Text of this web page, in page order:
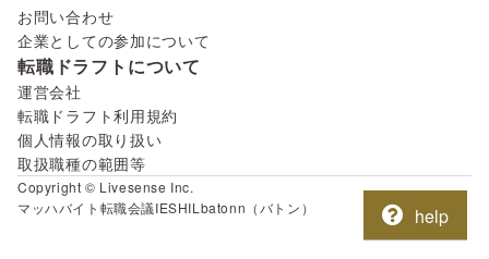
お問い合わせ
企業としての参加について
転職ドラフトについて
運営会社
転職ドラフト利用規約
個人情報の取り扱い
取扱職種の範囲等
Copyright © Livesense Inc.
マッハバイト 転職会議IESHIL batonn（バトン） help